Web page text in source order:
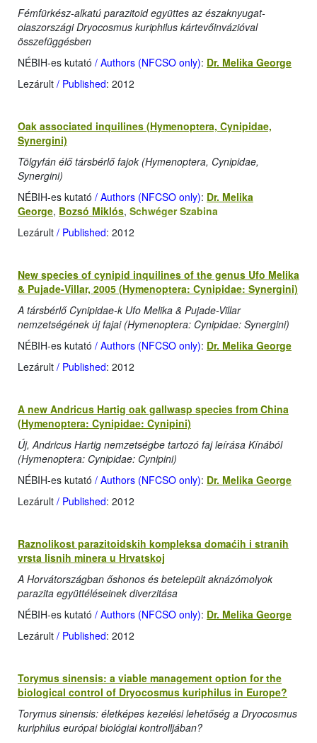
Fémfürkész-alkatú parazitoid együttes az északnyugat-
olaszországi Dryocosmus kuriphilus kártevőinvázióval
összefüggésben
NÉBIH-es kutató / Authors (NFCSO only): Dr. Melika George
Lezárult / Published: 2012
Oak associated inquilines (Hymenoptera, Cynipidae,
Synergini)
Tölgyfán élő társbérlő fajok (Hymenoptera, Cynipidae,
Synergini)
NÉBIH-es kutató / Authors (NFCSO only): Dr. Melika
George, Bozsó Miklós, Schwéger Szabina
Lezárult / Published: 2012
New species of cynipid inquilines of the genus Ufo Melika
& Pujade-Villar, 2005 (Hymenoptera: Cynipidae: Synergini)
A társbérlő Cynipidae-k Ufo Melika & Pujade-Villar
nemzetségének új fajai (Hymenoptera: Cynipidae: Synergini)
NÉBIH-es kutató / Authors (NFCSO only): Dr. Melika George
Lezárult / Published: 2012
A new Andricus Hartig oak gallwasp species from China
(Hymenoptera: Cynipidae: Cynipini)
Új, Andricus Hartig nemzetségbe tartozó faj leírása Kínából
(Hymenoptera: Cynipidae: Cynipini)
NÉBIH-es kutató / Authors (NFCSO only): Dr. Melika George
Lezárult / Published: 2012
Raznolikost parazitoidskih kompleksa domaćih i stranih
vrsta lisnih minera u Hrvatskoj
A Horvátországban őshonos és betelepült aknázómolyok
parazita együttéléseinek diverzitása
NÉBIH-es kutató / Authors (NFCSO only): Dr. Melika George
Lezárult / Published: 2012
Torymus sinensis: a viable management option for the
biological control of Dryocosmus kuriphilus in Europe?
Torymus sinensis: életképes kezelési lehetőség a Dryocosmus
kuriphilus európai biológiai kontrolljában?